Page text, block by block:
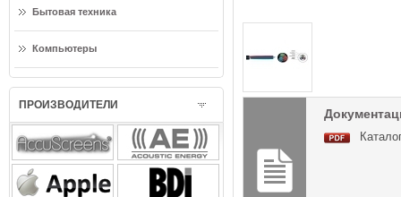
Бытовая техника
Компьютеры
ПРОИЗВОДИТЕЛИ